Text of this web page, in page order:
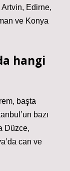
Edirne,
ve Konya
hangi
başta
bazı
Düzce,
can ve